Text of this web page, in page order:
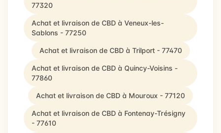
77320
Achat et livraison de CBD à Veneux-les-
Sablons - 77250
Achat et livraison de CBD à Trilport - 77470
Achat et livraison de CBD à Quincy-Voisins -
77860
Achat et livraison de CBD à Mouroux - 77120
Achat et livraison de CBD à Fontenay-Trésigny
- 77610